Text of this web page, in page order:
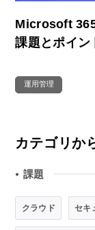
Microsoft
課題とポイン
運用管理
カテゴリか
● 課題
クラウド セキ